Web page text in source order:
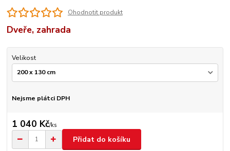
Ohodnotit produkt
Dveře, zahrada
Velikost
Nejsme plátci DPH
1 040 Kč/ks
Přidat do košíku